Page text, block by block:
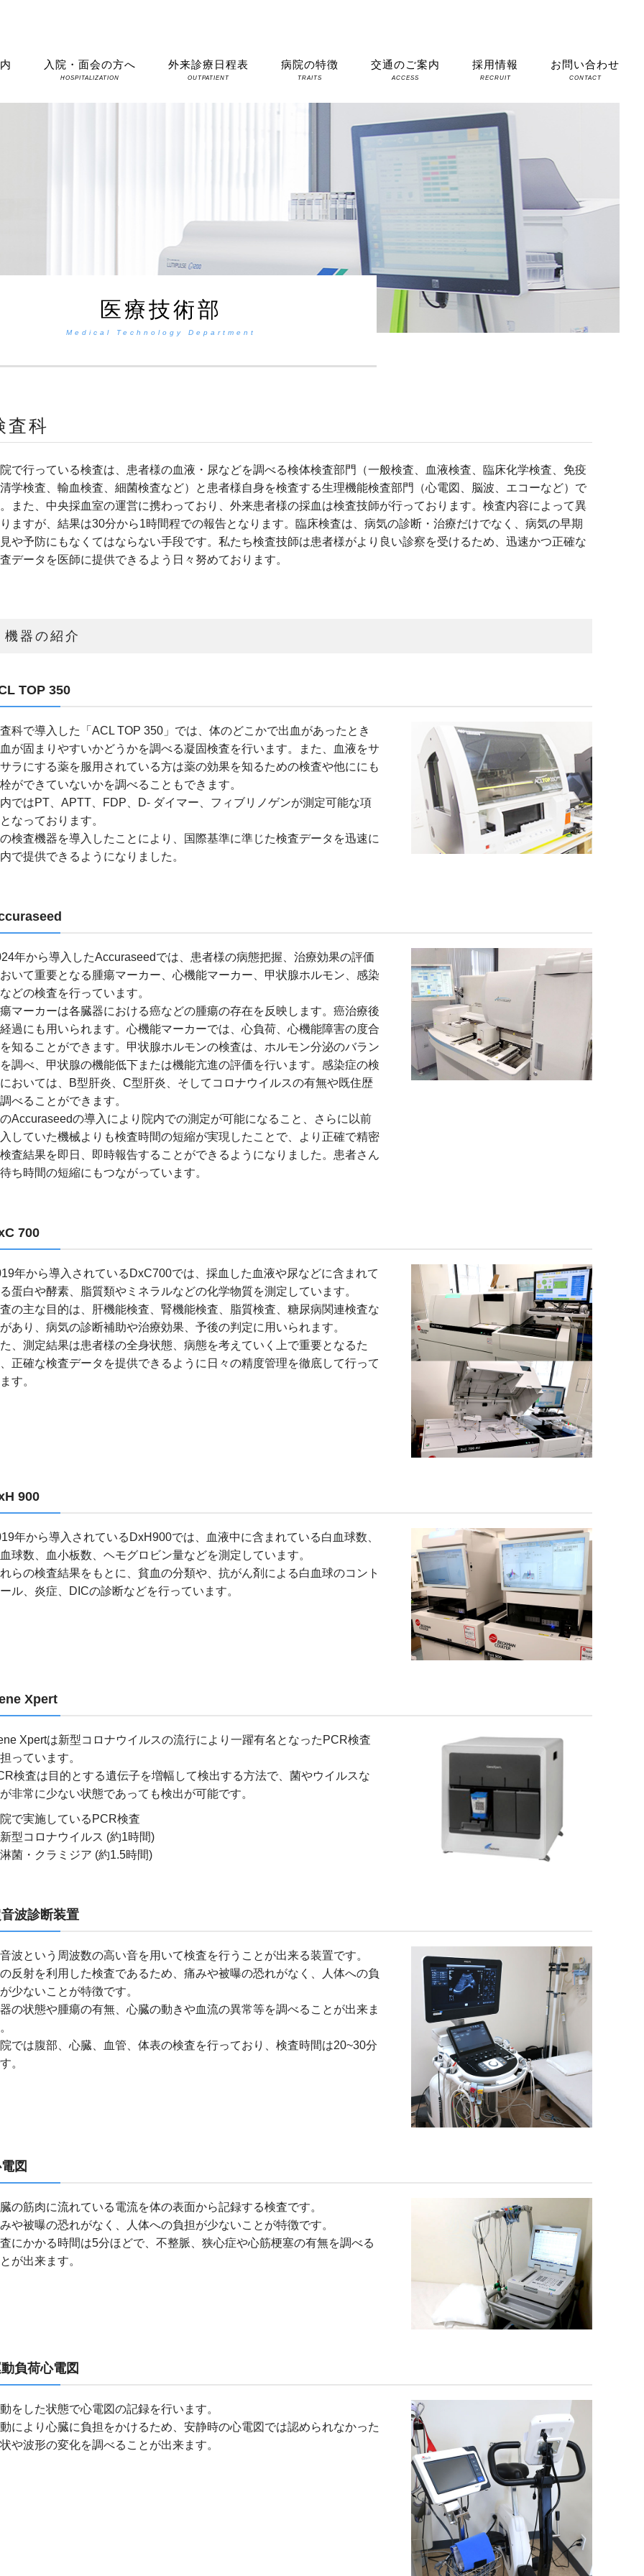
お問い合わせ
CONTACT
採用情報
RECRUIT
交通のご案内
ACCESS
病院の特徴
TRAITS
外来診療日程表
OUTPATIENT
入院・面会の方へ
HOSPITALIZATION
医療技術部
Medical Technology Department
査科
で行っている検査は、患者様の血液・尿などを調べる検体検査部門（一般検査、血液検査、臨床化学検査、免疫
学検査、輸血検査、細菌検査など）と患者様自身を検査する生理機能検査部門（心電図、脳波、エコーなど）で
また、中央採血室の運営に携わっており、外来患者様の採血は検査技師が行っております。検査内容によって異
ますが、結果は30分から1時間程での報告となります。臨床検査は、病気の診断・治療だけでなく、病気の早期
や予防にもなくてはならない手段です。私たち検査技師は患者様がより良い診察を受けるため、迅速かつ正確な
データを医師に提供できるよう日々努めております。
機器の紹介
TOP 350
科で導入した「ACL TOP 350」では、体のどこかで出血があったとき
が固まりやすいかどうかを調べる凝固検査を行います。また、血液をサ
ラにする薬を服用されている方は薬の効果を知るための検査や他ににも
ができていないかを調べることもできます。
ではPT、APTT、FDP、D- ダイマー、フィブリノゲンが測定可能な項
なっております。
検査機器を導入したことにより、国際基準に準じた検査データを迅速に
で提供できるようになりました。
年から導入したAccuraseedでは、患者様の病態把握、治療効果の評価
いて重要となる腫瘍マーカー、心機能マーカー、甲状腺ホルモン、感染
どの検査を行っています。
マーカーは各臓器における癌などの腫瘍の存在を反映します。癌治療後
過にも用いられます。心機能マーカーでは、心負荷、心機能障害の度合
知ることができます。甲状腺ホルモンの検査は、ホルモン分泌のバラン
調べ、甲状腺の機能低下または機能亢進の評価を行います。感染症の検
おいては、B型肝炎、C型肝炎、そしてコロナウイルスの有無や既住歴
べることができます。
Accuraseedの導入により院内での測定が可能になること、さらに以前
していた機械よりも検査時間の短縮が実現したことで、より正確で精密
査結果を即日、即時報告することができるようになりました。患者さん
ち時間の短縮にもつながっています。
700
年から導入されているDxC700では、採血した血液や尿などに含まれて
蛋白や酵素、脂質類やミネラルなどの化学物質を測定しています。
の主な目的は、肝機能検査、腎機能検査、脂質検査、糖尿病関連検査な
あり、病気の診断補助や治療効果、予後の判定に用いられます。
た、測定結果は患者様の全身状態、病態を考えていく上で重要となるた
正確な検査データを提供できるように日々の精度管理を徹底して行って
す。
900
年から導入されているDxH900では、血液中に含まれている白血球数、
球数、血小板数、ヘモグロビン量などを測定しています。
らの検査結果をもとに、貧血の分類や、抗がん剤による白血球のコント
ル、炎症、DICの診断などを行っています。
Xpert
Xpertは新型コロナウイルスの流行により一躍有名となったPCR検査
っています。
検査は目的とする遺伝子を増幅して検出する方法で、菌やウイルスな
非常に少ない状態であっても検出が可能です。
で実施しているPCR検査
新型コロナウイルス (約1時間)
淋菌・クラミジア (約1.5時間)
波診断装置
波という周波数の高い音を用いて検査を行うことが出来る装置です。
反射を利用した検査であるため、痛みや被曝の恐れがなく、人体への負
少ないことが特徴です。
の状態や腫瘍の有無、心臓の動きや血流の異常等を調べることが出来ま
では腹部、心臓、血管、体表の検査を行っており、検査時間は20~30分
。
図
の筋肉に流れている電流を体の表面から記録する検査です。
や被曝の恐れがなく、人体への負担が少ないことが特徴です。
にかかる時間は5分ほどで、不整脈、狭心症や心筋梗塞の有無を調べる
が出来ます。
負荷心電図
をした状態で心電図の記録を行います。
により心臓に負担をかけるため、安静時の心電図では認められなかった
や波形の変化を調べることが出来ます。